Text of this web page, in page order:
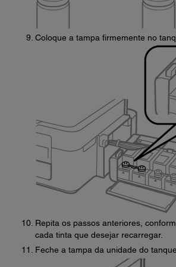
Coloque a tampa firmemente no
Repita os passos anteriores,
cada tinta que desejar recarregar.
Feche a tampa da unidade do